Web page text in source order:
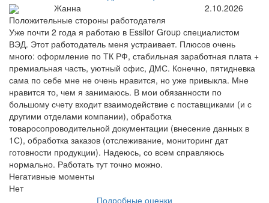
Жанна
2.10.2026
Положительные стороны работодателя
Уже почти 2 года я работаю в Essilor Group специалистом
ВЭД. Этот работодатель меня устраивает. Плюсов очень
много: оформление по ТК РФ, стабильная заработная плата +
премиальная часть, уютный офис, ДМС. Конечно, пятидневка
сама по себе мне не очень нравится, но уже привыкла. Мне
нравится то, чем я занимаюсь. В мои обязанности по
большому счету входит взаимодействие с поставщиками (и с
другими отделами компании), обработка
товаросопроводительной документации (внесение данных в
1С), обработка заказов (отслеживание, мониторинг дат
готовности продукции). Надеюсь, со всем справляюсь
нормально. Работать тут точно можно.
Негативные моменты
Нет
Подробные оценки